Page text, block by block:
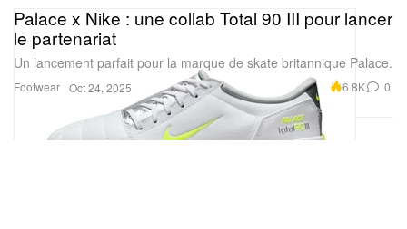
Footwear
Palace x Nike : une collab Total 90 III pour lancer
le partenariat
Un lancement parfait pour la marque de skate britannique Palace.
Oct 24, 2025 6.8K 0